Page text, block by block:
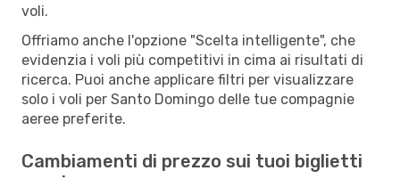
voli.
Offriamo anche l'opzione "Scelta intelligente", che
evidenzia i voli più competitivi in cima ai risultati di
ricerca. Puoi anche applicare filtri per visualizzare
solo i voli per Santo Domingo delle tue compagnie
aeree preferite.
Cambiamenti di prezzo sui tuoi biglietti